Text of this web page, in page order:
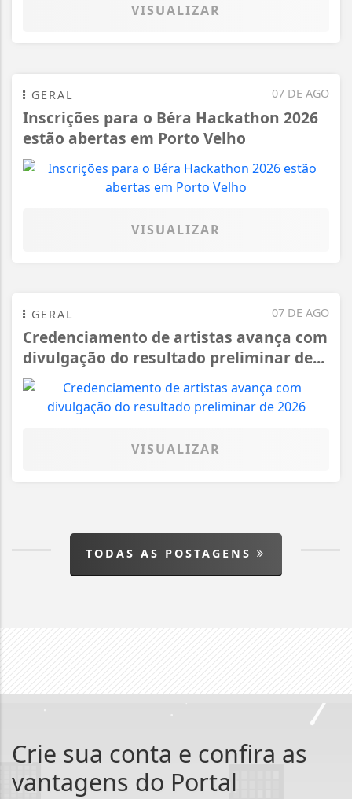
VISUALIZAR
07 DE AGO
GERAL
Inscrições para o Béra Hackathon 2026
estão abertas em Porto Velho
VISUALIZAR
07 DE AGO
GERAL
Credenciamento de artistas avança com
divulgação do resultado preliminar de...
VISUALIZAR
TODAS AS POSTAGENS
Crie sua conta e confira as
vantagens do Portal